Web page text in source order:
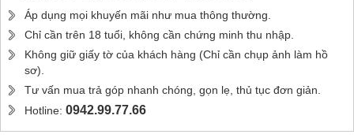
Áp dụng mọi khuyến mãi như mua thông thường.
Chỉ cần trên 18 tuổi, không cần chứng minh thu nhập.
Không giữ giấy tờ của khách hàng (Chỉ cần chụp ảnh làm hồ
sơ).
Tư vấn mua trả góp nhanh chóng, gọn lẹ, thủ tục đơn giản.
Hotline: 0942.99.77.66